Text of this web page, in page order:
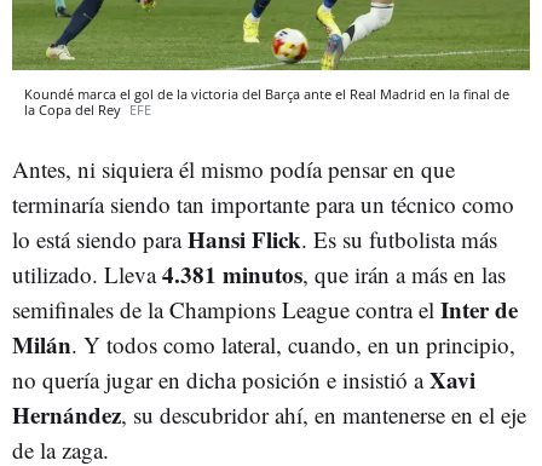
Koundé marca el gol de la victoria del Barça ante el Real Madrid en la final de
la Copa del Rey EFE
Antes, ni siquiera él mismo podía pensar en que
terminaría siendo tan importante para un técnico como
lo está siendo paraHansi Flick. Es su futbolista más
utilizado. Lleva4.381 minutos, que irán a más en las
semifinales de la Champions League contra el Inter de
Milán. Y todos como lateral, cuando, en un principio,
no quería jugar en dicha posición e insistió aXavi
Hernández, su descubridor ahí, en mantenerse en el eje
de la zaga.